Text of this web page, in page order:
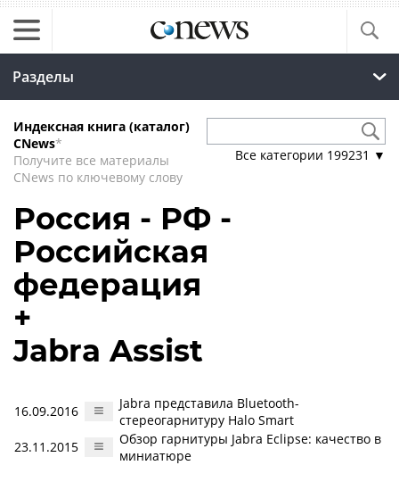
Разделы
Индексная книга (каталог)
CNews*
Получите все материалы
CNews по ключевому слову
Все категории 199231 ▼
Россия - РФ -
Российская
федерация
+
Jabra Assist
16.09.2016
Jabra представила Bluetooth-
стереогарнитуру Halo Smart
23.11.2015
Обзор гарнитуры Jabra Eclipse: качество в
миниатюре